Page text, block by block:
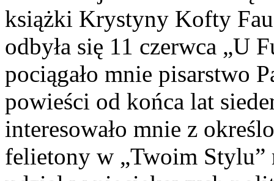
książki Krystyny Kofty
odbyła się 11 czerwca „U
pociągało mnie pisarstwo
powieści od końca lat
interesowało mnie z
felietony w „Twoim Stylu”